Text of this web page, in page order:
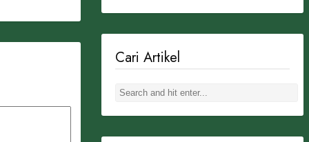
Cari Artikel